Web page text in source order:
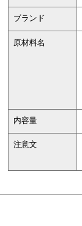
ブランド
原材料名
内容量
注意文